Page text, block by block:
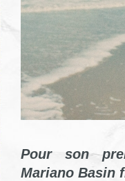
Pour son
Mariano Basin